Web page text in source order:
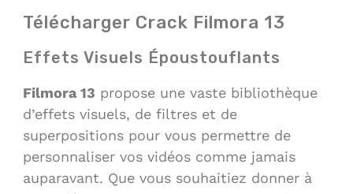
Télécharger Crack Filmora 13
Effets Visuels Époustouflants
Filmora 13 propose une vaste bibliothèque
d’effets visuels, de filtres et de
superpositions pour vous permettre de
personnaliser vos vidéos comme jamais
auparavant. Que vous souhaitiez donner à